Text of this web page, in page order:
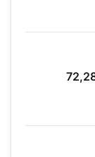
الشهداء في قطاع غزة إلى 72,289